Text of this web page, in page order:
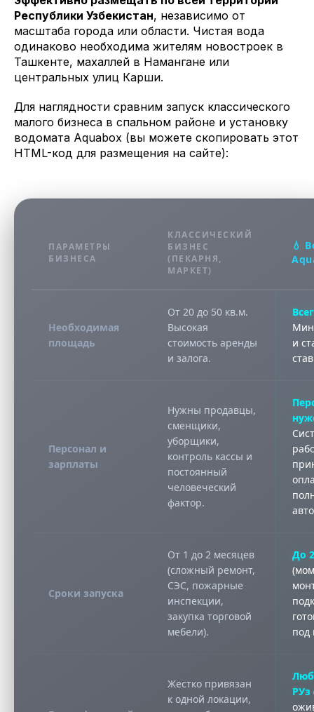
Республики Узбекистан, независимо от
масштаба города или области. Чистая вода
одинаково необходима жителям новостроек в
Ташкенте, махаллей в Намангане или
центральных улиц Карши.
Для наглядности сравним запуск классического
малого бизнеса в спальном районе и установку
водомата Aquabox (вы можете скопировать этот
HTML-код для размещения на сайте):
ПАРАМЕТРЫ
БИЗНЕСА
КЛАССИЧЕСКИЙ
БИЗНЕС
(ПЕКАРНЯ,
МАРКЕТ)
💧
Необходимая
площадь
От 20 до 50 кв.м.
Высокая
стоимость аренды
и залога.
и
Персонал и
зарплаты
Нужны продавцы,
сменщики,
уборщики,
контроль кассы и
постоянный
человеческий
фактор.
Сроки запуска
От 1 до 2 месяцев
(сложный ремонт,
СЭС, пожарные
инспекции,
закупка торговой
мебели).
До
под
Жестко привязан
к одной локации,
РУз